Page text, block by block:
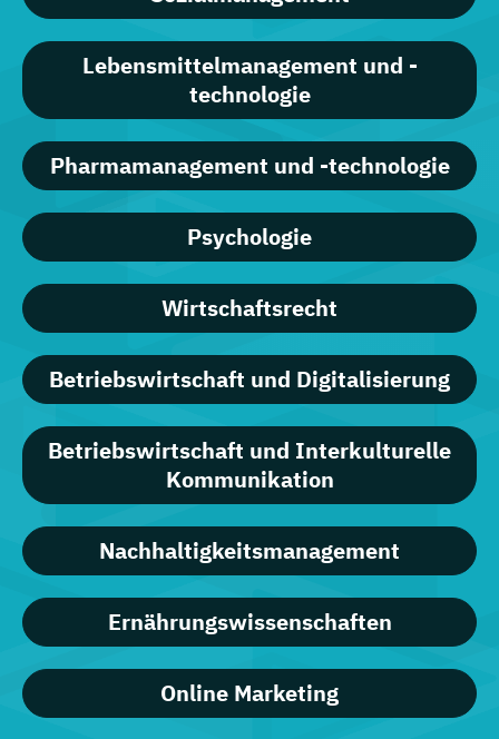
Lebensmittelmanagement und -
technologie
Pharmamanagement und -technologie
Psychologie
Wirtschaftsrecht
Betriebswirtschaft und Digitalisierung
Betriebswirtschaft und Interkulturelle
Kommunikation
Nachhaltigkeitsmanagement
Ernährungswissenschaften
Online Marketing